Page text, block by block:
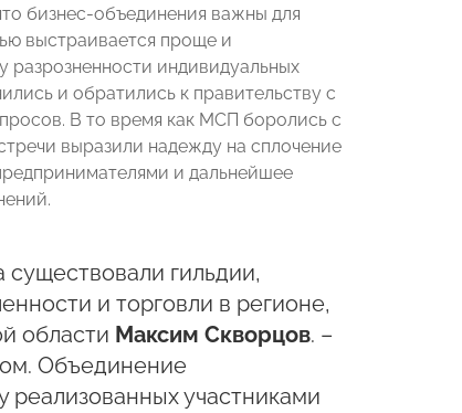
бизнес-объединения важны для
выстраивается проще и
индивидуальных
и обратились к правительству с
В то время как МСП боролись с
выразили надежду на сплочение
и дальнейшее
существовали гильдии,
и торговли в регионе,
области Максим Скворцов. –
Объединение
реализованных участниками